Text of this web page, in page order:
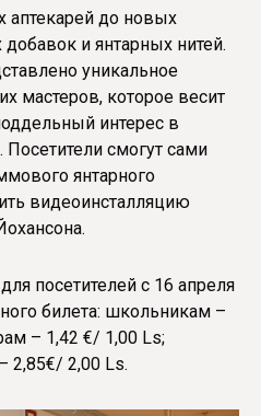
аптекарей до новых
и янтарных нитей.
уникальное
мастеров, которое весит
интерес в
смогут сами
янтарного
видеоинсталляцию
посетителей с 16 апреля
билета: школьникам –
– 1,42 €/ 1,00 Ls;
2,85€/ 2,00 Ls.